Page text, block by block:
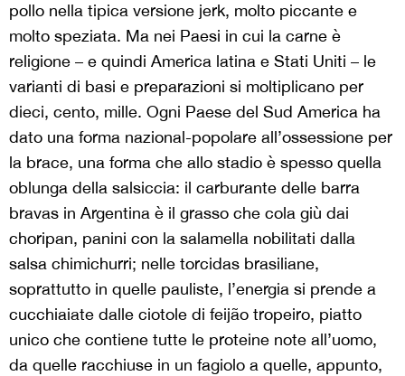
pollo nella tipica versione jerk, molto piccante e
molto speziata. Ma nei Paesi in cui la carne è
religione – e quindi America latina e Stati Uniti – le
varianti di basi e preparazioni si moltiplicano per
dieci, cento, mille. Ogni Paese del Sud America ha
dato una forma nazional-popolare all’ossessione per
la brace, una forma che allo stadio è spesso quella
oblunga della salsiccia: il carburante delle barra
bravas in Argentina è il grasso che cola giù dai
choripan, panini con la salamella nobilitati dalla
salsa chimichurri; nelle torcidas brasiliane,
soprattutto in quelle pauliste, l’energia si prende a
cucchiaiate dalle ciotole di feijão tropeiro, piatto
unico che contiene tutte le proteine note all’uomo,
da quelle racchiuse in un fagiolo a quelle, appunto,